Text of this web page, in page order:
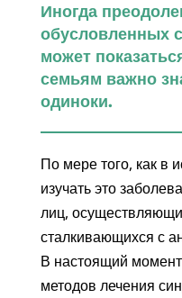
Иногда
обусловленных
может
семьям важно
одиноки.
По мере того, как в
изучать это
лиц,
сталкивающихся с
В настоящий
методов лечения